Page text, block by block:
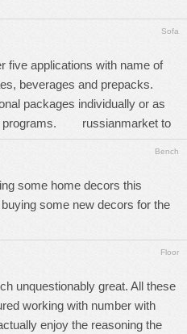
Sofa
five applications with name of
beverages and prepacks.
packages individually or as
programs. russianmarket to
Bench
some home decors this
some new decors for the
Floor
unquestionably great. All these
working with number with
enjoy the reasoning the